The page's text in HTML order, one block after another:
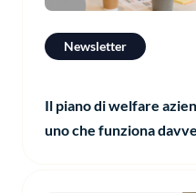
Newsletter
Il piano di welfare
uno che funziona